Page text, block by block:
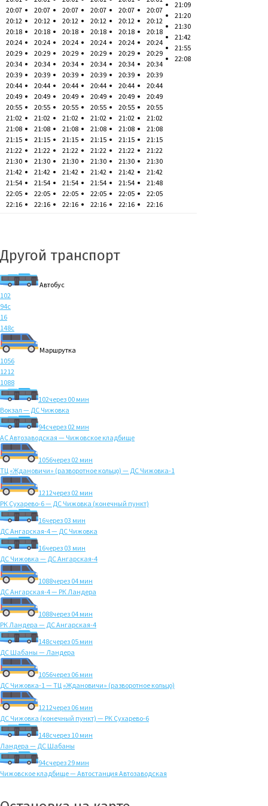
20:07
20:12
20:18
20:24
20:29
20:34
20:39
20:44
20:49
20:55
21:02
21:08
21:15
21:22
21:30
21:42
21:54
22:05
22:16
20:07
20:12
20:18
20:24
20:29
20:34
20:39
20:44
20:49
20:55
21:02
21:08
21:15
21:22
21:30
21:42
21:54
22:05
22:16
20:07
20:12
20:18
20:24
20:29
20:34
20:39
20:44
20:49
20:55
21:02
21:08
21:15
21:22
21:30
21:42
21:54
22:05
22:16
20:07
20:12
20:18
20:24
20:29
20:34
20:39
20:44
20:49
20:55
21:02
21:08
21:15
21:22
21:30
21:42
21:54
22:05
22:16
20:07
20:12
20:18
20:24
20:29
20:34
20:39
20:44
20:49
20:55
21:02
21:08
21:15
21:22
21:30
21:42
21:54
22:05
22:16
20:07
20:12
20:18
20:24
20:29
20:34
20:39
20:44
20:49
20:55
21:02
21:08
21:15
21:22
21:30
21:42
21:48
22:05
22:16
21:09
21:20
21:30
21:42
21:55
22:08
Другой транспорт
Автобус
102
94с
16
148с
Маршрутка
1056
1212
1088
102через 00 мин
Вокзал — ДС Чижовка
94счерез 02 мин
АС Автозаводская — Чижовское кладбище
1056через 02 мин
ТЦ «Ждановичи» (разворотное кольцо) — ДС Чижовка-1
1212через 02 мин
РК Сухарево-6 — ДС Чижовка (конечный пункт)
16через 03 мин
ДС Ангарская-4 — ДС Чижовка
16через 03 мин
ДС Чижовка — ДС Ангарская-4
1088через 04 мин
ДС Ангарская-4 — РК Ландера
1088через 04 мин
РК Ландера — ДС Ангарская-4
148счерез 05 мин
ДС Шабаны — Ландера
1056через 06 мин
ДС Чижовка-1 — ТЦ «Ждановичи» (разворотное кольцо)
1212через 06 мин
ДС Чижовка (конечный пункт) — РК Сухарево-6
148счерез 10 мин
Ландера — ДС Шабаны
94счерез 29 мин
Чижовское кладбище — Автостанция Автозаводская